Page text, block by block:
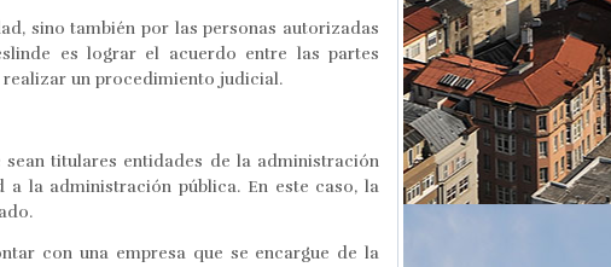
sino también por las personas autorizadas
es lograr el acuerdo entre las partes
realizar un procedimiento judicial.
titulares entidades de la administración
la administración pública. En este caso, la
con una empresa que se encargue de la